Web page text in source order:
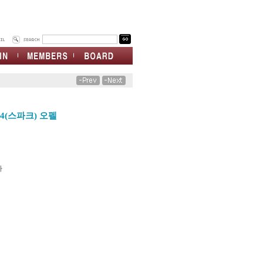
스파크) 오펠